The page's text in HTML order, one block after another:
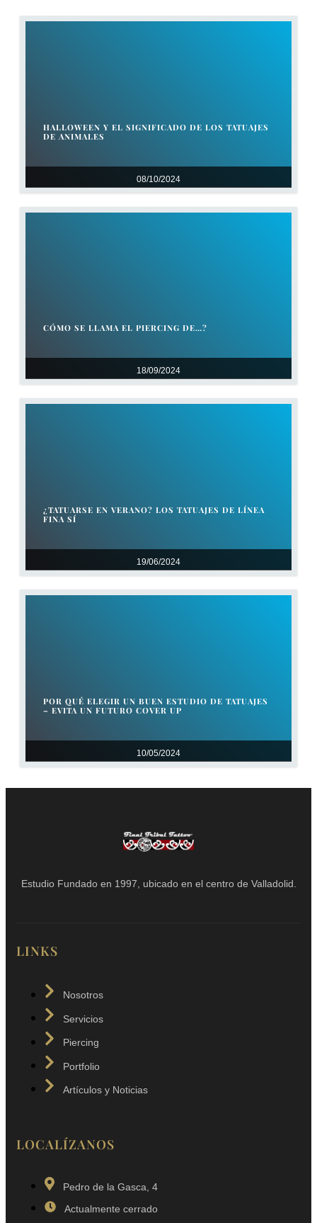
08/10/2024
HALLOWEEN Y EL SIGNIFICADO DE LOS TATUAJES
DE ANIMALES
18/09/2024
CÓMO SE LLAMA EL PIERCING DE…?
19/06/2024
¿TATUARSE EN VERANO? LOS TATUAJES DE LÍNEA
FINA SÍ
10/05/2024
POR QUÉ ELEGIR UN BUEN ESTUDIO DE TATUAJES
– EVITA UN FUTURO COVER UP
Estudio Fundado en 1997, ubicado en el centro de Valladolid.
LINKS
Nosotros
Servicios
Piercing
Portfolio
Artículos y Noticias
LOCALÍZANOS
Pedro de la Gasca, 4
Actualmente cerrado